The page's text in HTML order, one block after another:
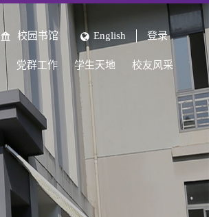
登录
English
校园书馆
党群工作 学生天地 校友风采